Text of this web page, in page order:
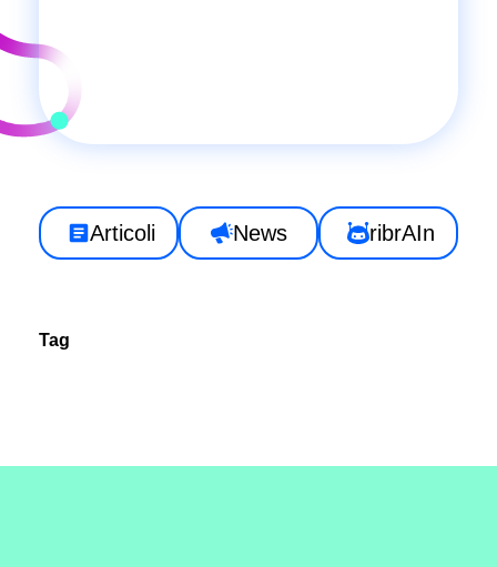
Articoli News ribrAIn
Tag